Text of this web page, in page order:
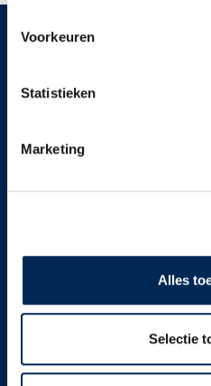
Voorkeuren
Statistieken
Marketing
Alles
Selectie
Offerte aanvragen
SCHRIJF U IN VOOR
Volg ontwikkelingen op het gebied
Nederland, België, Duitsland,